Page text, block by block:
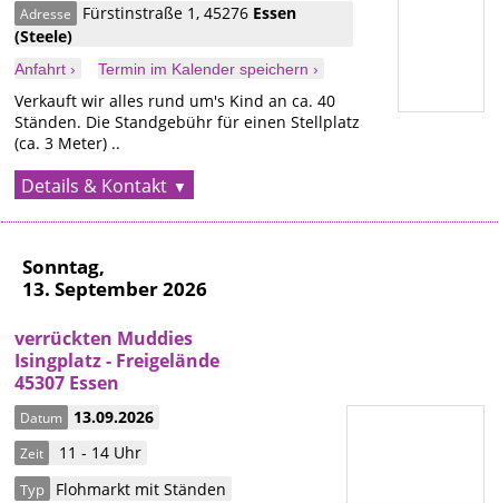
Adresse Fürstinstraße 1,45276 Essen
(Steele)
Anfahrt › Termin im Kalender speichern ›
Verkauft wir alles rund um's Kind an ca. 40
Ständen. Die Standgebühr für einen Stellplatz
(ca. 3 Meter) ..
Details & Kontakt
Sonntag,
13. September 2026
verrückten Muddies
Isingplatz - Freigelände
45307 Essen
Datum 13.09.2026
Zeit 11 - 14 Uhr
Typ
Flohmarkt mit Ständen